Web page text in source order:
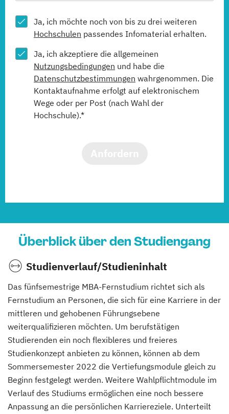
Ja, ich möchte noch von bis zu drei weiteren
Hochschulen passendes Infomaterial erhalten.
Ja, ich akzeptiere die allgemeinen
Nutzungsbedingungen und habe die
Datenschutzbestimmungen wahrgenommen. Die
Kontaktaufnahme erfolgt auf elektronischem
Wege oder per Post (nach Wahl der
Hochschule).*
Überblick über den Studiengang
Studienverlauf/Studieninhalt
Das fünfsemestrige MBA-Fernstudium richtet sich als
Fernstudium an Personen, die sich für eine Karriere in der
mittleren und gehobenen Führungsebene
weiterqualifizieren möchten. Um berufstätigen
Studierenden ein noch flexibleres und freieres
Studienkonzept anbieten zu können, können ab dem
Sommersemester 2022 die Vertiefungsmodule gleich zu
Beginn festgelegt werden. Weitere Wahlpflichtmodule im
Verlauf des Studiums ermöglichen eine noch bessere
Anpassung an die persönlichen Karriereziele. Unterteilt